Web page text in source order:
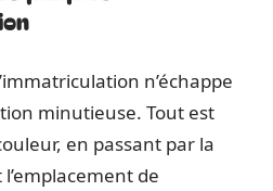
n’échappe
minutieuse. Tout est
en passant par la
de